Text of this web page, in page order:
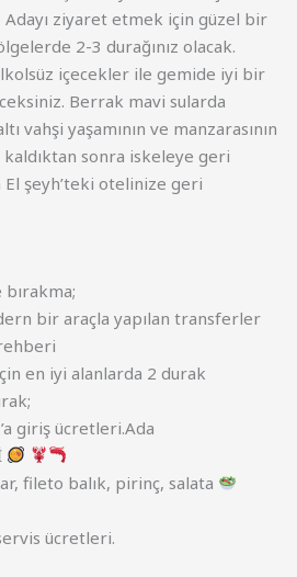
Adayı ziyaret etmek için güzel bir
2-3 durağınız olacak.
içecekler ile gemide iyi bir
. Berrak mavi sularda
vahşi yaşamının ve manzarasının
sonra iskeleye geri
El şeyh’teki otelinize geri
bırakma;
bir araçla yapılan transferler
en iyi alanlarda 2 durak
giriş ücretleri.Ada
fileto balık, pirinç, salata
ücretleri.